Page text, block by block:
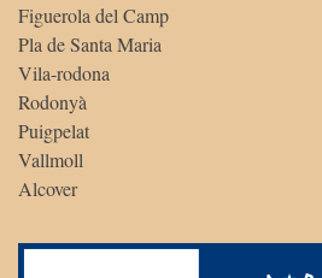
Figuerola del Camp
Pla de Santa Maria
Vila-rodona
Rodonyà
Puigpelat
Vallmoll
Alcover